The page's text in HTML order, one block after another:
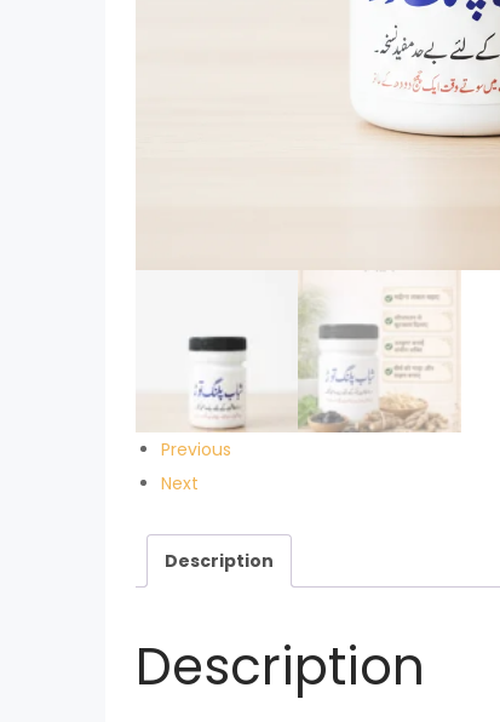
Previous
Next
Description
Description